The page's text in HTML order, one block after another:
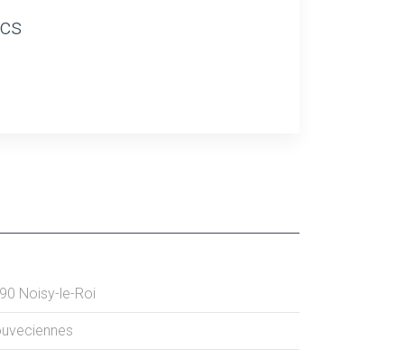
Noisy-le-Roi